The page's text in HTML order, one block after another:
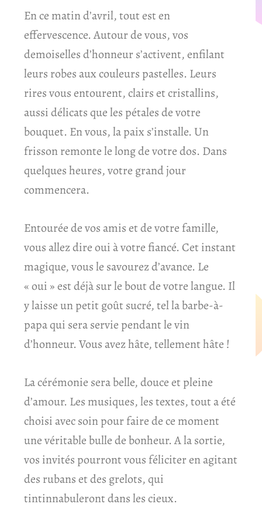
En ce matin d’avril, tout est en
effervescence. Autour de vous, vos
demoiselles d’honneur s’activent, enfilant
leurs robes aux couleurs pastelles. Leurs
rires vous entourent, clairs et cristallins,
aussi délicats que les pétales de votre
bouquet. En vous, la paix s’installe. Un
frisson remonte le long de votre dos. Dans
quelques heures, votre grand jour
commencera.
Entourée de vos amis et de votre famille,
vous allez dire oui à votre fiancé. Cet instant
magique, vous le savourez d’avance. Le
« oui » est déjà sur le bout de votre langue. Il
y laisse un petit goût sucré, tel la barbe-à-
papa qui sera servie pendant le vin
d’honneur. Vous avez hâte, tellement hâte !
La cérémonie sera belle, douce et pleine
d’amour. Les musiques, les textes, tout a été
choisi avec soin pour faire de ce moment
une véritable bulle de bonheur. A la sortie,
vos invités pourront vous féliciter en agitant
des rubans et des grelots, qui
tintinnabuleront dans les cieux.